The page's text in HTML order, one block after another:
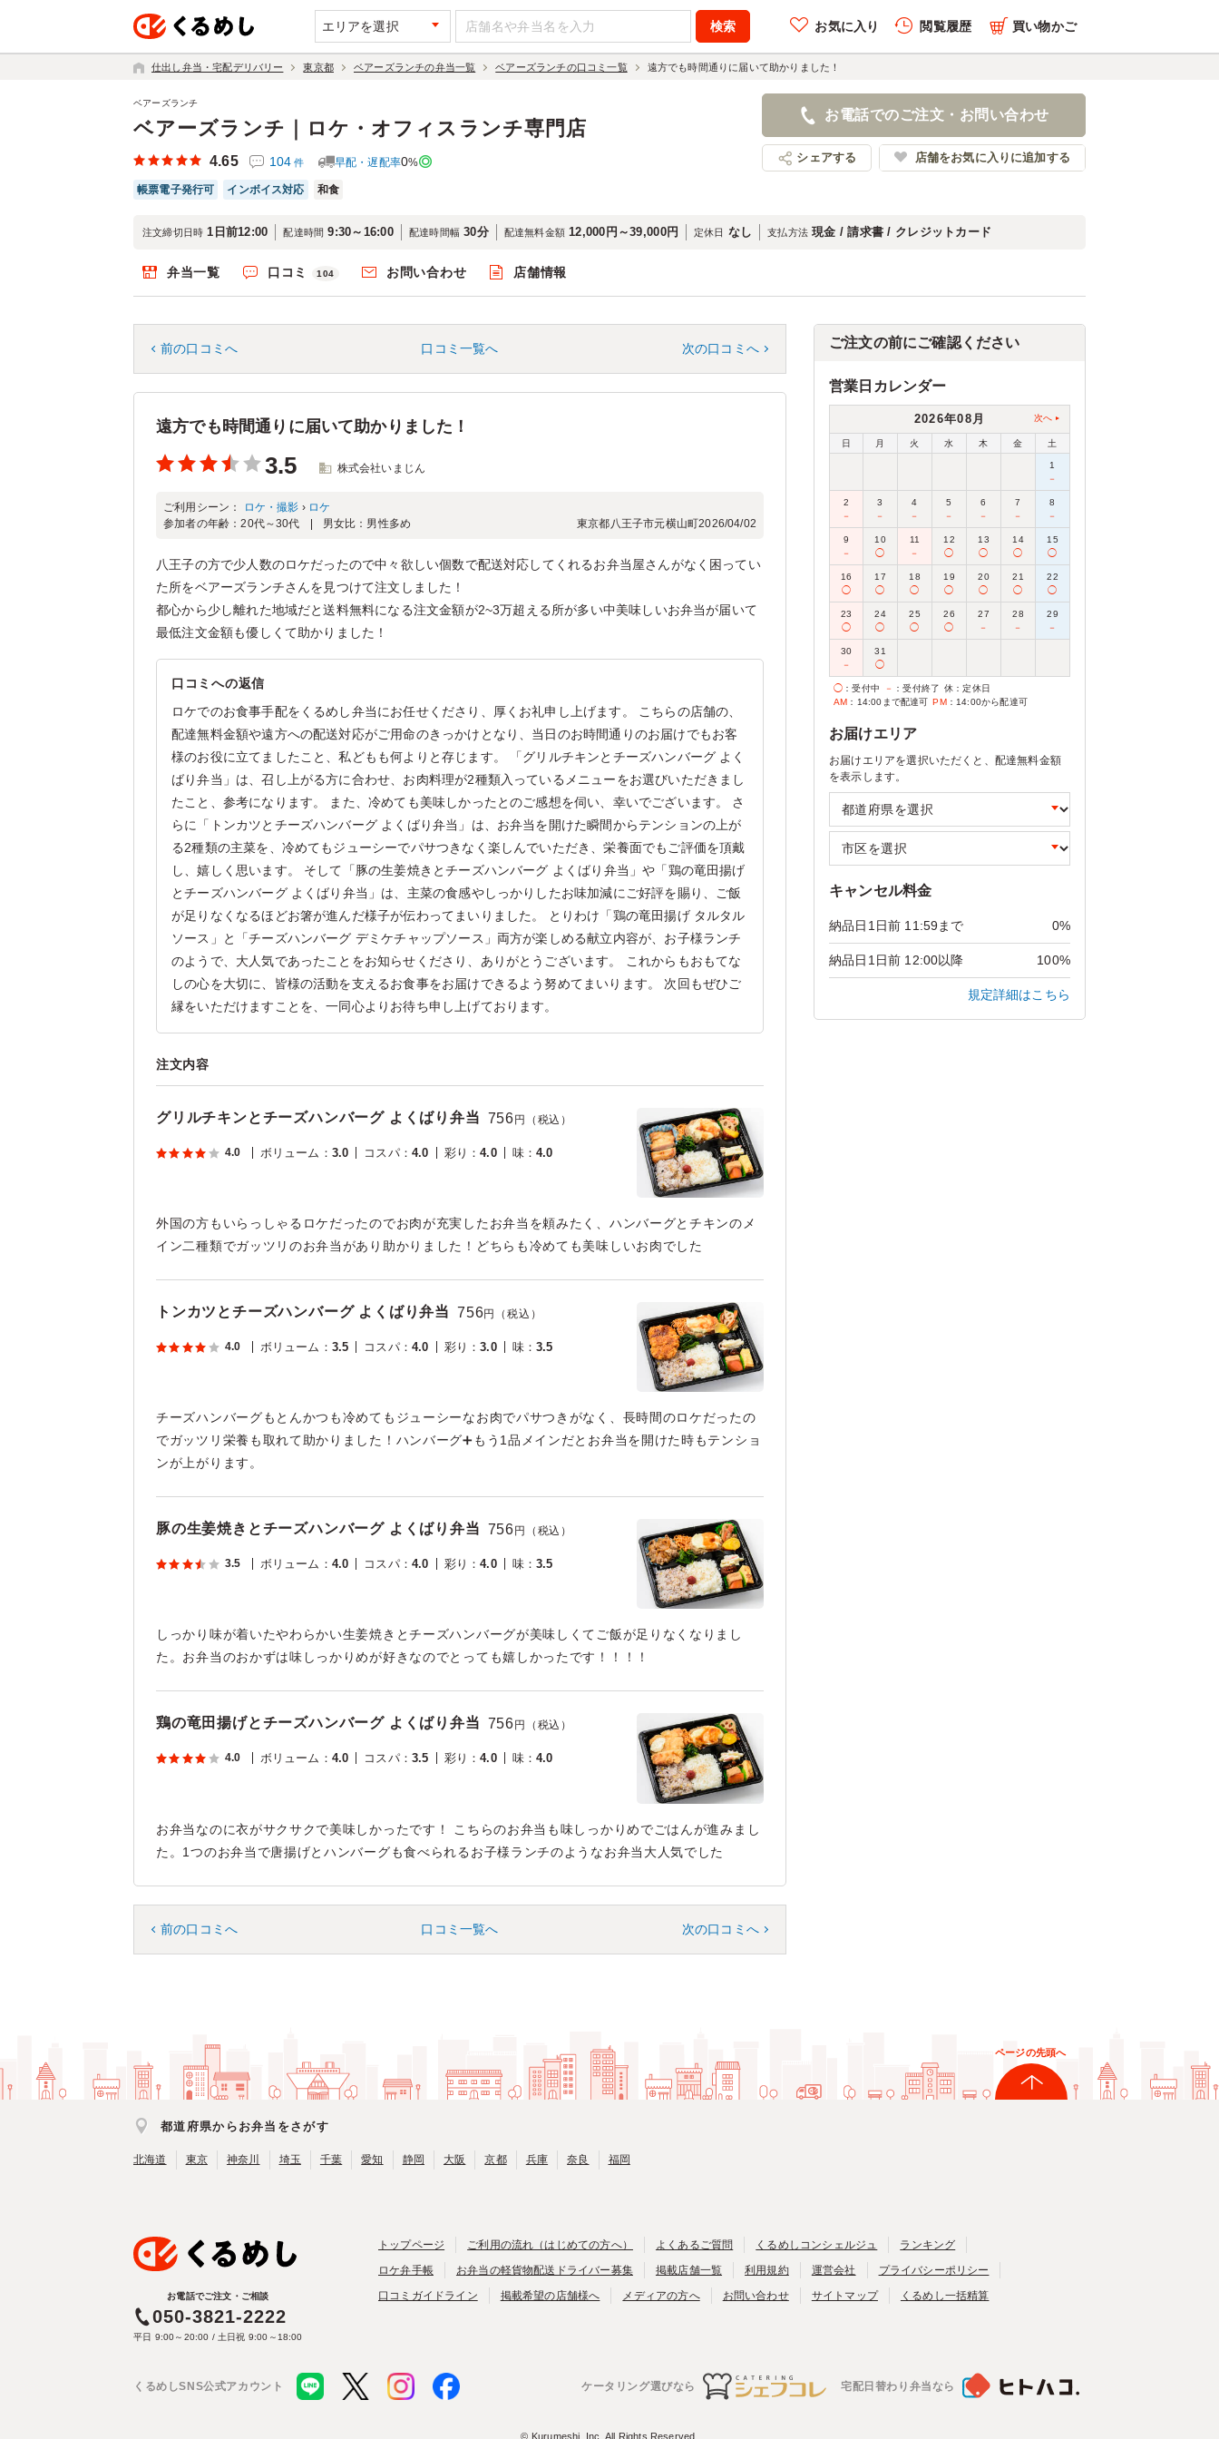
エリアを選択 お気に入り 閲覧履歴 買い物かご
仕出し弁当・宅配デリバリー 東京都 ベアーズランチの弁当一覧 ベアーズランチの口コミ一覧 遠方でも時間通りに届いて助かりました！
ベアーズランチ｜ロケ・オフィスランチ専門店
ベアーズランチ
4.65 104 件 早配・遅配率0%
帳票電子発行可 インボイス対応 和食
お電話でのご注文・お問い合わせ
シェアする 店舗をお気に入りに追加する
注文締切日時 1日前12:00 配達時間 9:30～16:00 配達時間幅 30分 配達無料金額 12,000円～39,000円 定休日 なし 支払方法 現金 / 請求書 / クレジットカード
弁当一覧 口コミ 104 お問い合わせ 店舗情報
前の口コミへ 口コミ一覧へ 次の口コミへ
遠方でも時間通りに届いて助かりました！
3.5 株式会社いまじん
ご利用シーン： ロケ・撮影 › ロケ
参加者の年齢：20代～30代 男女比： 男性多め 東京都八王子市元横山町2026/04/02
八王子の方で少人数のロケだったので中々欲しい個数で配送対応してくれるお弁当屋さんがなく困ってい
た所をベアーズランチさんを見つけて注文しました！
都心から少し離れた地域だと送料無料になる注文金額が2~3万超える所が多い中美味しいお弁当が届いて
最低注文金額も優しくて助かりました！
口コミへの返信
ロケでのお食事手配をくるめし弁当にお任せくださり、厚くお礼申し上げます。 こちらの店舗の、
配達無料金額や遠方への配送対応がご用命のきっかけとなり、当日のお時間通りのお届けでもお客
様のお役に立てましたこと、私どもも何よりと存じます。 「グリルチキンとチーズハンバーグ よく
ばり弁当」は、召し上がる方に合わせ、お肉料理が2種類入っているメニューをお選びいただきまし
たこと、参考になります。 また、冷めても美味しかったとのご感想を伺い、幸いでございます。 さ
らに「トンカツとチーズハンバーグ よくばり弁当」は、お弁当を開けた瞬間からテンションの上が
る2種類の主菜を、冷めてもジューシーでパサつきなく楽しんでいただき、栄養面でもご評価を頂戴
し、嬉しく思います。 そして「豚の生姜焼きとチーズハンバーグ よくばり弁当」や「鶏の竜田揚げ
とチーズハンバーグ よくばり弁当」は、主菜の食感やしっかりしたお味加減にご好評を賜り、ご飯
が足りなくなるほどお箸が進んだ様子が伝わってまいりました。 とりわけ「鶏の竜田揚げ タルタル
ソース」と「チーズハンバーグ デミケチャップソース」両方が楽しめる献立内容が、お子様ランチ
のようで、大人気であったことをお知らせくださり、ありがとうございます。 これからもおもてな
しの心を大切に、皆様の活動を支えるお食事をお届けできるよう努めてまいります。 次回もぜひご
縁をいただけますことを、一同心よりお待ち申し上げております。
注文内容
グリルチキンとチーズハンバーグ よくばり弁当 756 円（税込）
4.0 ボリューム ： 3.0 コスパ： 4.0 彩り ：4.0 味：4.0
外国の方もいらっしゃるロケだったのでお肉が充実したお弁当を頼みたく、ハンバーグとチキンのメ
イン二種類でガッツリのお弁当があり助かりました！どちらも冷めても美味しいお肉でした
トンカツとチーズハンバーグ よくばり弁当 756円（税込）
4.0 ボリューム ： 3.5 コスパ： 4.0 彩り ：3.0 味：3.5
チーズハンバーグもとんかつも冷めてもジューシーなお肉でパサつきがなく、長時間のロケだったの
でガッツリ栄養も取れて助かりました！ハンバーグ➕もう1品メインだとお弁当を開けた時もテンショ
ンが上がります。
豚の生姜焼きとチーズハンバーグ よくばり弁当 756 円（税込）
3.5 ボリューム ： 4.0 コスパ： 4.0 彩り ：4.0 味：3.5
しっかり味が着いたやわらかい生姜焼きとチーズハンバーグが美味しくてご飯が足りなくなりまし
た。お弁当のおかずは味しっかりめが好きなのでとっても嬉しかったです！！！！
鶏の竜田揚げとチーズハンバーグ よくばり弁当 756 円（税込）
4.0 ボリューム ： 4.0 コスパ： 3.5 彩り ：4.0 味：4.0
お弁当なのに衣がサクサクで美味しかったです！ こちらのお弁当も味しっかりめでごはんが進みまし
た。1つのお弁当で唐揚げとハンバーグも食べられるお子様ランチのようなお弁当大人気でした
前の口コミへ 口コミ一覧へ 次の口コミへ
ご注文の前にご確認ください
営業日カレンダー
2026年08月 次へ
日 月 火 水 木 金 土
1
－
2
－
3
－
4
－
5
－
6
－
7
－
8
－
9
－
10
◯
11
－
12
◯
13
◯
14
◯
15
◯
16
◯
17
◯
18
◯
19
◯
20
◯
21
◯
22
◯
23
◯
24
◯
25
◯
26
◯
27
－
28
－
29
－
30
－
31
◯
◯ ：受付中 － ：受付終了 休 ：定休日
AM ：14:00まで配達可 PM：14:00から配達可
お届けエリア
お届けエリアを選択いただくと、配達無料金額
を表示します。
キャンセル料金
納品日1日前 11:59まで 0%
納品日1日前 12:00以降 100%
規定詳細はこちら
ページの先頭へ
都道府県からお弁当をさがす
北海道 東京 神奈川 埼玉 千葉 愛知 静岡 大阪 京都 兵庫 奈良 福岡
お電話でご注文・ご相談
050-3821-2222
平日 9:00～20:00 / 土日祝 9:00～18:00
トップページ ご利用の流れ（はじめての方へ） よくあるご質問 くるめしコンシェルジュ
ランキング
ロケ弁手帳
お弁当の軽貨物配送ドライバー募集 掲載店舗一覧 利用規約 運営会社
プライバシーポリシー
口コミガイドライン
掲載希望の店舗様へ メディアの方へ お問い合わせ サイトマップ くるめし一括精算
くるめしSNS公式アカウント ケータリング選びなら 宅配日替わり弁当なら
© Kurumeshi, Inc. All Rights Reserved.